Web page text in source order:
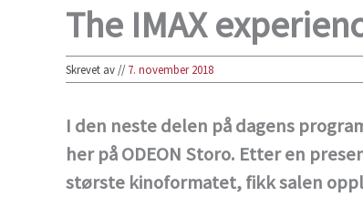
The IMAX
Skrevet av //7. november 2018
I den neste delen på dagens
her på ODEON Storo. Etter en
største kinoformatet, fikk salen